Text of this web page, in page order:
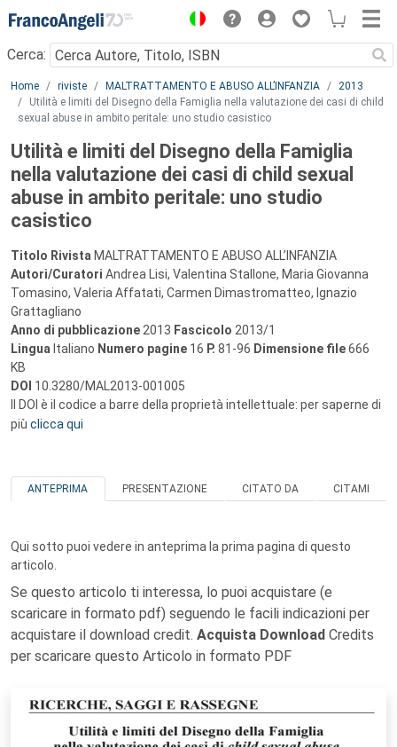
Menu
Cerca:
Main content
Home riviste MALTRATTAMENTO E ABUSO ALL’INFANZIA
2013
Utilità e limiti del Disegno della Famiglia nella valutazione dei casi di child
sexual abuse in ambito peritale: uno studio casistico
Utilità e limiti del Disegno della Famiglia
nella valutazione dei casi di child sexual
abuse in ambito peritale: uno studio
casistico
Titolo Rivista MALTRATTAMENTO E ABUSO ALL’INFANZIA
Autori/Curatori Andrea Lisi, Valentina Stallone, Maria Giovanna
Tomasino, Valeria Affatati, Carmen Dimastromatteo, Ignazio
Grattagliano
Anno di pubblicazione 2013 Fascicolo 2013/1
Lingua Italiano Numero pagine 16 P. 81-96 Dimensione file666
KB
DOI 10.3280/MAL2013-001005
Il DOI è il codice a barre della proprietà intellettuale: per saperne di
più clicca qui
ANTEPRIMA PRESENTAZIONE CITATO DA CITAMI
Qui sotto puoi vedere in anteprima la prima pagina di questo
articolo.
Se questo articolo ti interessa, lo puoi acquistare (e
scaricare in formato pdf) seguendo le facili indicazioni per
acquistare il download credit. Acquista Download Credits
per scaricare questo Articolo in formato PDF